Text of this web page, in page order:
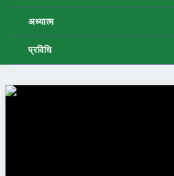
अध्यात्म
प्रविधि